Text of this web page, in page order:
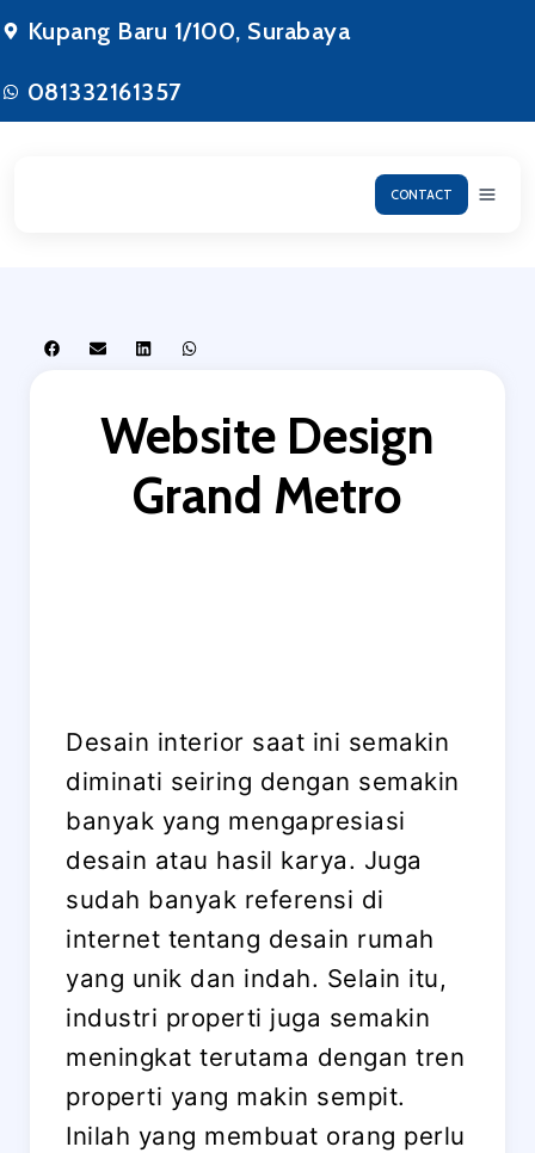
konten
Kupang Baru 1/100, Surabaya
081332161357
CONTACT
Website Design
Grand Metro
Desain interior saat ini semakin
diminati seiring dengan semakin
banyak yang mengapresiasi
desain atau hasil karya. Juga
sudah banyak referensi di
internet tentang desain rumah
yang unik dan indah. Selain itu,
industri properti juga semakin
meningkat terutama dengan tren
properti yang makin sempit.
Inilah yang membuat orang perlu